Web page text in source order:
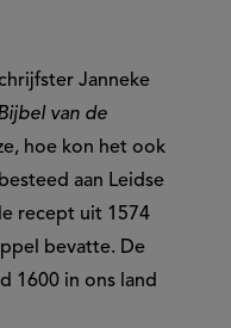
Janneke
van de
hoe kon het ook
aan Leidse
recept uit 1574
bevatte. De
1600 in ons land